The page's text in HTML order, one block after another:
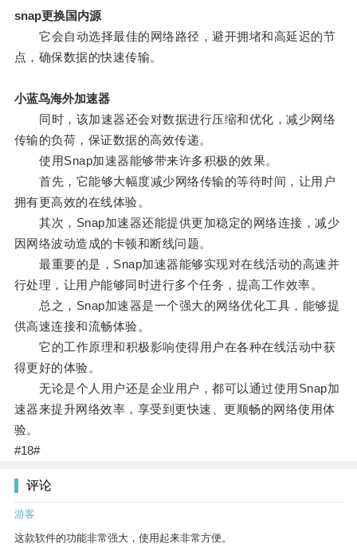
snap更换国内源
它会自动选择最佳的网络路径，避开拥堵和高延迟的节
点，确保数据的快速传输。
小蓝鸟海外加速器
同时，该加速器还会对数据进行压缩和优化，减少网络
传输的负荷，保证数据的高效传递。
使用Snap加速器能够带来许多积极的效果。
首先，它能够大幅度减少网络传输的等待时间，让用户
拥有更高效的在线体验。
其次，Snap加速器还能提供更加稳定的网络连接，减少
因网络波动造成的卡顿和断线问题。
最重要的是，Snap加速器能够实现对在线活动的高速并
行处理，让用户能够同时进行多个任务，提高工作效率。
总之，Snap加速器是一个强大的网络优化工具，能够提
供高速连接和流畅体验。
它的工作原理和积极影响使得用户在各种在线活动中获
得更好的体验。
无论是个人用户还是企业用户，都可以通过使用Snap加
速器来提升网络效率，享受到更快速、更顺畅的网络使用体
验。
#18#
评论
游客
这款软件的功能非常强大，使用起来非常方便。